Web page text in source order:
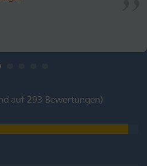
auf 293 Bewertungen)